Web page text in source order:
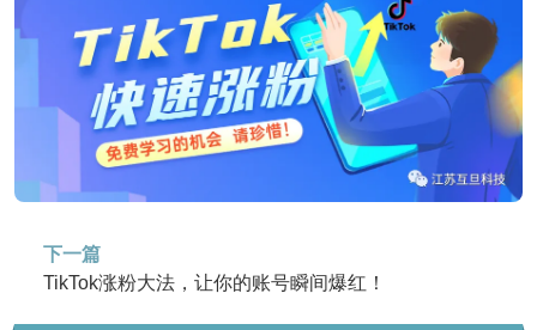
下一篇
TikTok涨粉大法，让你的账号瞬间爆红！